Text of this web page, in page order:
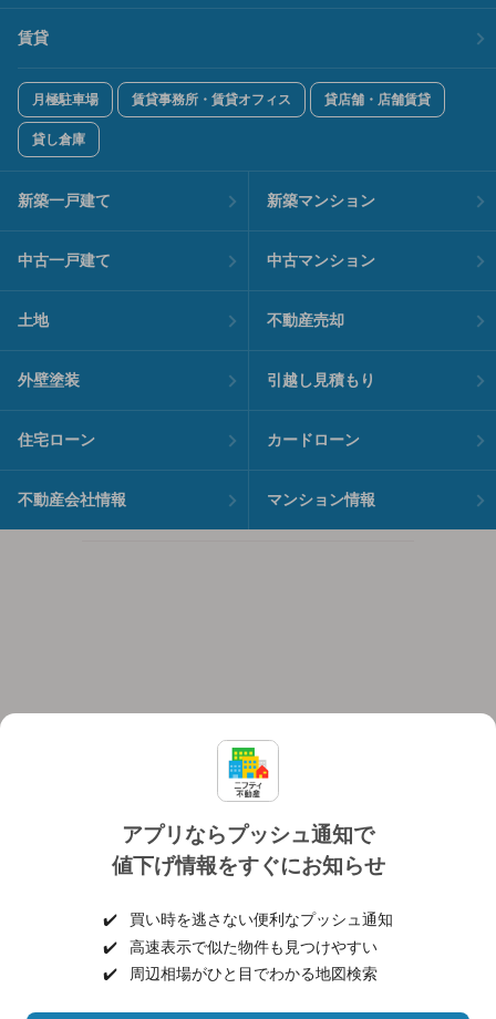
アプリならプッシュ通知で
値下げ情報をすぐにお知らせ
✔️
買い時を逃さない便利なプッシュ通知
✔️
高速表示で似た物件も見つけやすい
✔️
周辺相場がひと目でわかる地図検索
賃貸
月極駐車場 賃貸事務所・賃貸オフィス 貸店舗・店舗賃貸
貸し倉庫
新築一戸建て 新築マンション
中古一戸建て 中古マンション
土地 不動産売却
外壁塗装 引越し見積もり
住宅ローン カードローン
不動産会社情報 マンション情報
個人情報保護ポリシー 利用規約
ヘルプ・お問い合わせ 採用情報